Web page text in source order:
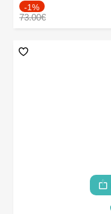
-1%
73.00€